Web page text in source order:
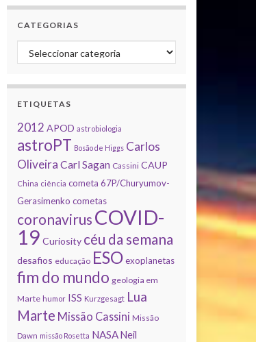
CATEGORIAS
Categorias
ETIQUETAS
2012 APOD astrobiologia
astroPT Bosão de Higgs Carlos
Oliveira Carl Sagan Cassini CAUP
China ciência cometa 67P/Churyumov-
Gerasimenko cometas
coronavirus COVID-
19 Curiosity céu da semana
desafios educação ESO exoplanetas
fim do mundo geologia em
Marte humor ISS Kurzgesagt Lua
Marte Missão Cassini Missão
Dawn missão Rosetta NASA Neil